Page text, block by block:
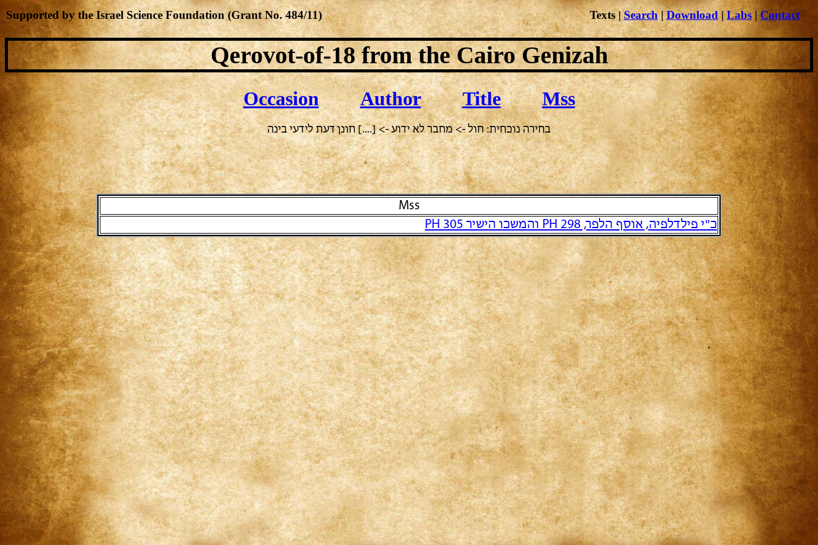
Qerovot-of-18from the Cairo Genizah
Occasion Author Title Mss
בחירה נוכחית: חול -> מחבר לא ידוע -> [....] חונן דעת לידעי בינה
Mss
כ"י פילדלפיה, אוסף הלפר, PH 298 והמשכו הישיר PH 305
Texts|Search|Download|Labs | Contact
Supported by the Israel Science Foundation (Grant No. 484/11)